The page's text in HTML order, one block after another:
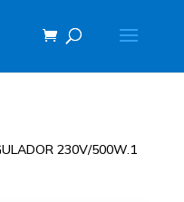
230V/500W.1